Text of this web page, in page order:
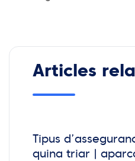
Articles
Tipus
quina triar |